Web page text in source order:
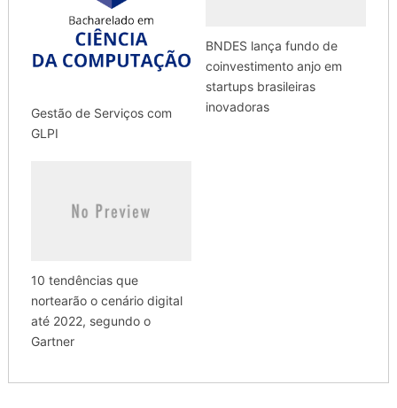
Gestão de Serviços com
GLPI
BNDES lança fundo de
coinvestimento anjo em
startups brasileiras
inovadoras
10 tendências que
nortearão o cenário digital
até 2022, segundo o
Gartner